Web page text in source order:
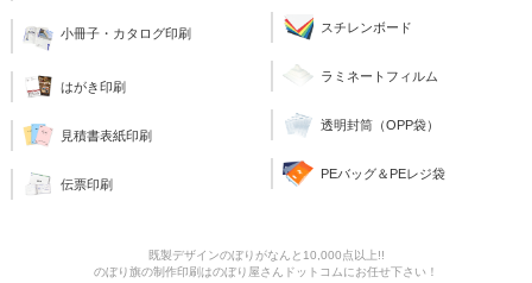
小冊子・カタログ印刷
はがき印刷
見積書表紙印刷
伝票印刷
スチレンボード
ラミネートフィルム
透明封筒（OPP袋）
PEバッグ＆PEレジ袋
既製デザインのぼりがなんと10,000点以上!!
のぼり旗の制作印刷はのぼり屋さんドットコムにお任せ下さい！